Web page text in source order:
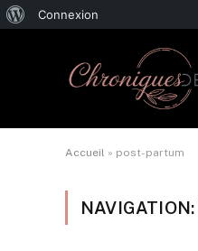
Connexion
Accueil » post-partum
NAVIGATION: